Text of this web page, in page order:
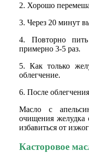
2. Хорошо
3. Через 20 минут
4. Повторно
примерно 3-5 раз.
5. Как только
облегчение.
6. После
Масло с
очищения желудка
избавиться от
Касторовое